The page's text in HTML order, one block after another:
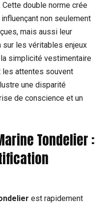
double norme crée
non seulement
mais aussi leur
les véritables enjeux
simplicité vestimentaire
les attentes souvent
une disparité
de conscience et un
Tondelier :
est rapidement